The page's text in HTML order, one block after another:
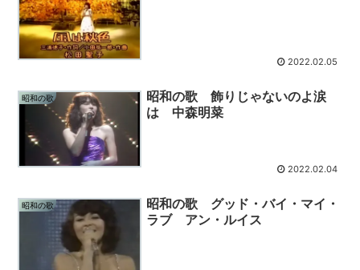
2022.02.05
昭和の歌
昭和の歌 飾りじゃないのよ涙
は 中森明菜
2022.02.04
昭和の歌
昭和の歌 グッド・バイ・マイ・
ラブ アン・ルイス